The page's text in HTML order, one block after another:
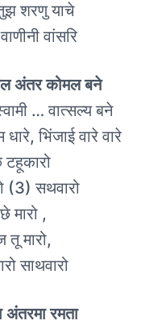
शरणु याचे
वांसरि
अंतर कोमल बने
… वात्सल्य बने
भिंजाई वारे वारे
(3) सथवारो
मारो ,
मारो,
साथवारो
अंतरमा रमता